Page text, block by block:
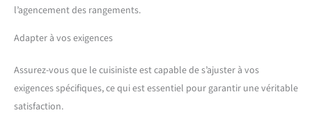
l’agencement des rangements.
Adapter à vos exigences
Assurez-vous que le cuisiniste est capable de s’ajuster à vos
exigences spécifiques, ce qui est essentiel pour garantir une véritable
satisfaction.